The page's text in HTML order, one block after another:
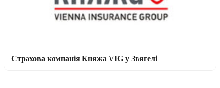
Страхова компанія Княжа VIG у Звягелі